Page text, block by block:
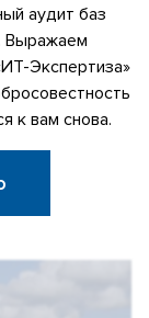
аудит баз
Выражаем
Экспертиза»
к вам снова.